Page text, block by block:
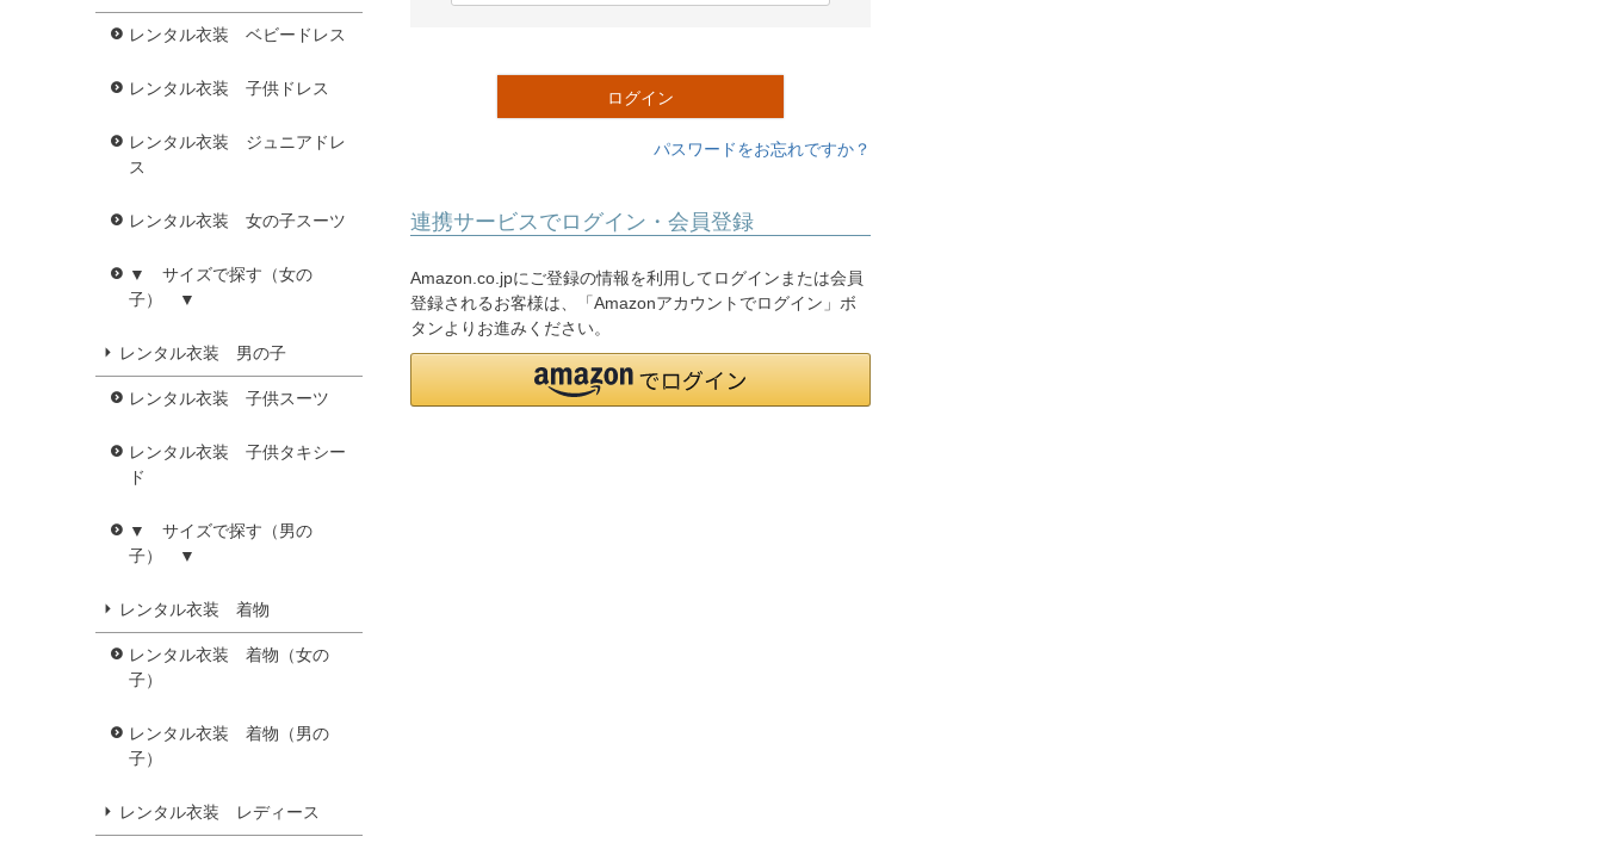
レンタル衣装 ベビードレス
レンタル衣装 子供ドレス
レンタル衣装 ジュニアドレ
ス
レンタル衣装 女の子スーツ
▼ サイズで探す（女の
子） ▼
レンタル衣装 男の子
レンタル衣装 子供スーツ
レンタル衣装 子供タキシー
ド
▼ サイズで探す（男の
子） ▼
レンタル衣装 着物
レンタル衣装 着物（女の
子）
レンタル衣装 着物（男の
子）
レンタル衣装 レディース
ログイン
パスワードをお忘れですか？
連携サービスでログイン・会員登録
Amazon.co.jpにご登録の情報を利用してログインまたは会員
登録されるお客様は、「Amazonアカウントでログイン」ボ
タンよりお進みください。